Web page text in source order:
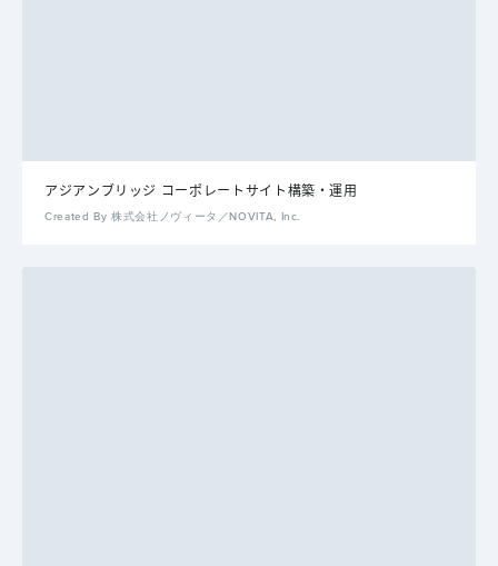
アジアンブリッジ コーポレートサイト構築・運用
Created By 株式会社ノヴィータ／NOVITA, Inc.